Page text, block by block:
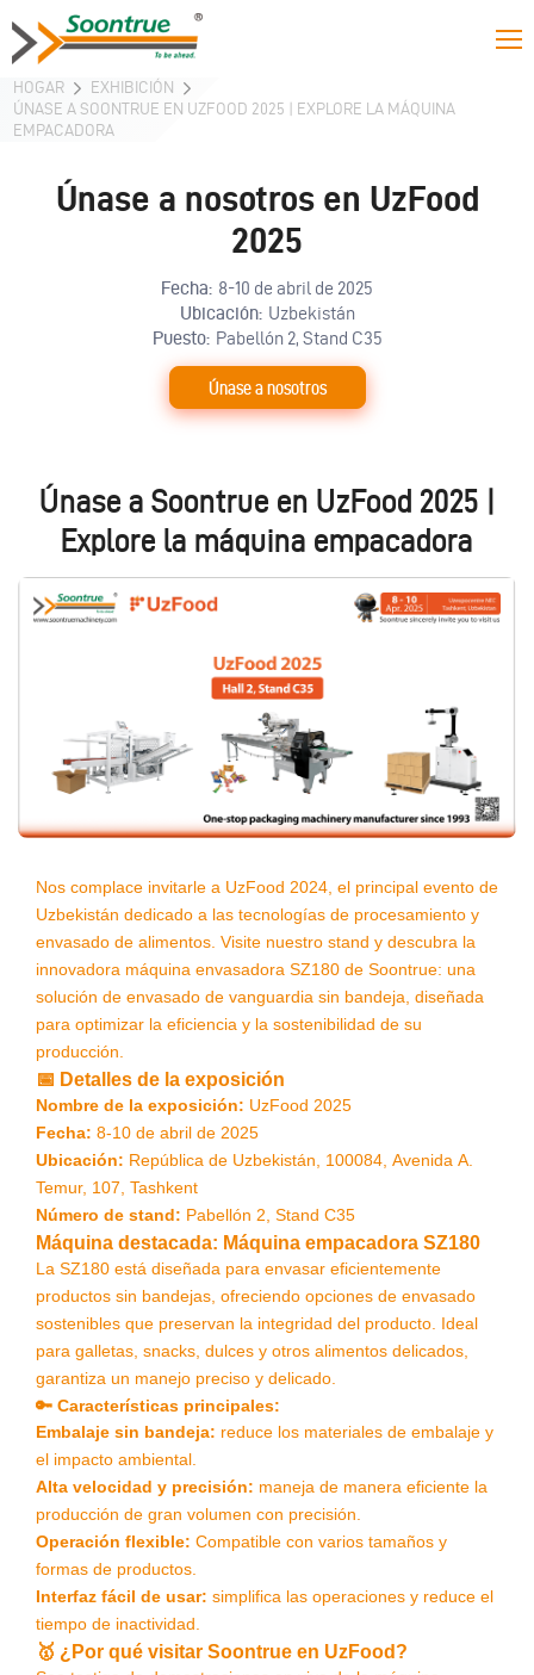
HOGAR
EXHIBICIÓN
ÚNASE A SOONTRUE EN UZFOOD 2025 | EXPLORE LA MÁQUINA
EMPACADORA
Únase a nosotros en UzFood
2025
Fecha: 8-10 de abril de 2025
Ubicación: Uzbekistán
Puesto: Pabellón 2, Stand C35
Únase a nosotros
Únase a Soontrue en UzFood 2025 |
Explore la máquina empacadora
Nos complace invitarle a UzFood 2024, el principal evento de
Uzbekistán dedicado a las tecnologías de procesamiento y
envasado de alimentos. Visite nuestro stand y descubra la
innovadora máquina envasadora SZ180 de Soontrue: una
solución de envasado de vanguardia sin bandeja, diseñada
para optimizar la eficiencia y la sostenibilidad de su
producción.
📅 Detalles de la exposición
Nombre de la exposición: UzFood 2025
Fecha: 8-10 de abril de 2025
Ubicación: República de Uzbekistán, 100084, Avenida A.
Temur, 107, Tashkent
Número de stand: Pabellón 2, Stand C35
Máquina destacada: Máquina empacadora SZ180
La SZ180 está diseñada para envasar eficientemente
productos sin bandejas, ofreciendo opciones de envasado
sostenibles que preservan la integridad del producto. Ideal
para galletas, snacks, dulces y otros alimentos delicados,
garantiza un manejo preciso y delicado.
🔑 Características principales:
Embalaje sin bandeja: reduce los materiales de embalaje y
el impacto ambiental.
Alta velocidad y precisión: maneja de manera eficiente la
producción de gran volumen con precisión.
Operación flexible: Compatible con varios tamaños y
formas de productos.
Interfaz fácil de usar: simplifica las operaciones y reduce el
tiempo de inactividad.
🥇 ¿Por qué visitar Soontrue en UzFood?